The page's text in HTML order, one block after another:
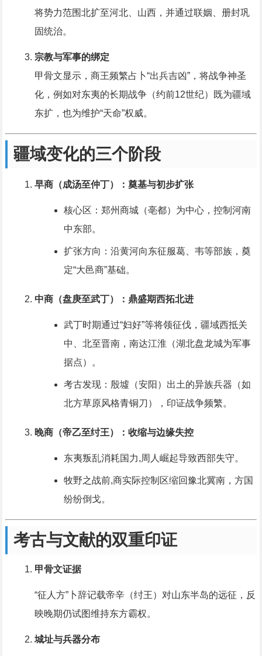
将势力范围北扩至河北、山西，并通过联姻、册封巩
固统治。
宗教与军事的绑定
甲骨文显示，商王频繁占卜“出兵吉凶”，将战争神圣
化，例如对东夷的长期战争（约前12世纪）既为疆域
东扩，也为维护“天命”权威。
疆域变化的三个阶段
早商（成汤至仲丁）：奠基与初步扩张
核心区：郑州商城（亳都）为中心，控制河南
中东部。
扩张方向：沿黄河向东征服葛、韦等部族，奠
定“大邑商”基础。
中商（盘庚至武丁）：鼎盛期西拓北进
武丁时期通过“妇好”等将领征伐，疆域西抵关
中、北至晋南，南达江淮（湖北盘龙城为军事
据点）。
考古发现：殷墟（安阳）出土的异族兵器（如
北方草原风格青铜刀），印证战争频繁。
晚商（帝乙至纣王）：收缩与边缘失控
东夷叛乱消耗国力,周人崛起导致西部失守。
牧野之战前,商实际控制区缩回豫北冀南，方国
纷纷倒戈。
考古与文献的双重印证
甲骨文证据
“征人方”卜辞记载帝辛（纣王）对山东半岛的远征，反
映晚期仍试图维持东方霸权。
城址与兵器分布